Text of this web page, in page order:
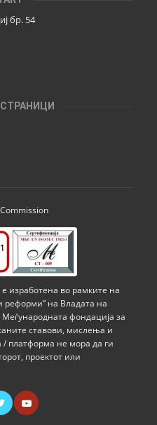
бр. 54
изработена во рамките на
реформи” на Владата на
фондација за
ставови, мислења и
платформа не мора да ги
проектот или